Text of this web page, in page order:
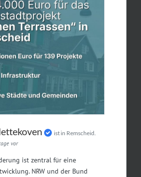
ist in Remscheid.
vor
ist zentral für eine
NRW und der Bund